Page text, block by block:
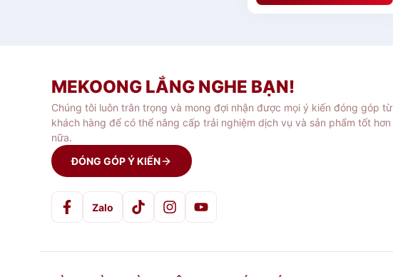
MEKOONG LẮNG NGHE BẠN!
Chúng tôi luôn trân trọng và mong đợi nhận được mọi ý kiến đóng góp từ
khách hàng để có thể nâng cấp trải nghiệm dịch vụ và sản phẩm tốt hơn
nữa.
ĐÓNG GÓP Ý KIẾN
Zalo